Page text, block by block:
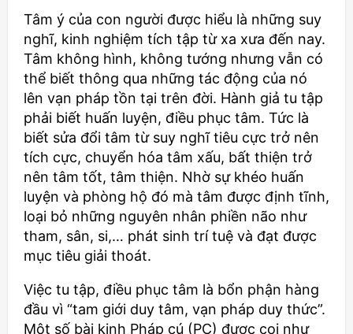
Tâm ý của con người được hiểu là những suy
nghĩ, kinh nghiệm tích tập từ xa xưa đến nay.
Tâm không hình, không tướng nhưng vẫn có
thể biết thông qua những tác động của nó
lên vạn pháp tồn tại trên đời. Hành giả tu tập
phải biết huấn luyện, điều phục tâm. Tức là
biết sửa đổi tâm từ suy nghĩ tiêu cực trở nên
tích cực, chuyển hóa tâm xấu, bất thiện trở
nên tâm tốt, tâm thiện. Nhờ sự khéo huấn
luyện và phòng hộ đó mà tâm được định tĩnh,
loại bỏ những nguyên nhân phiền não như
tham, sân, si,… phát sinh trí tuệ và đạt được
mục tiêu giải thoát.
Việc tu tập, điều phục tâm là bổn phận hàng
đầu vì “tam giới duy tâm, vạn pháp duy thức”.
Một số bài kinh Pháp cú (PC) được coi như